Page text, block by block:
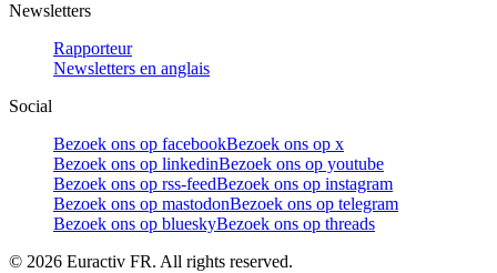
Newsletters
Rapporteur
Newsletters en anglais
Social
Bezoek ons op facebookBezoek ons op x
Bezoek ons op linkedinBezoek ons op youtube
Bezoek ons op rss-feedBezoek ons op instagram
Bezoek ons op mastodonBezoek ons op telegram
Bezoek ons op blueskyBezoek ons op threads
© 2026 Euractiv FR. All rights reserved.